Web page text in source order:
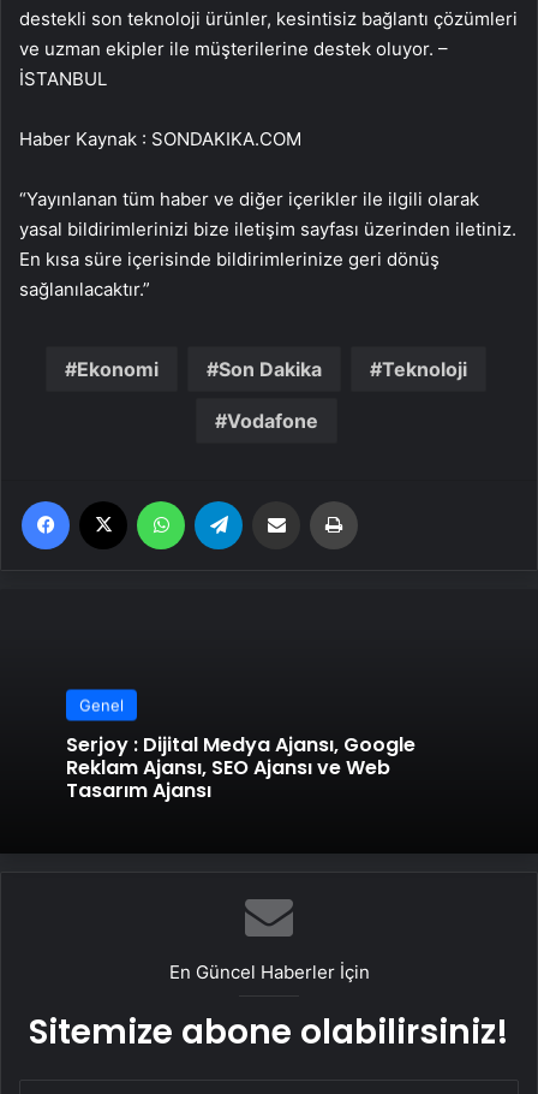
destekli son teknoloji ürünler, kesintisiz bağlantı çözümleri
ve uzman ekipler ile müşterilerine destek oluyor. –
İSTANBUL
Haber Kaynak : SONDAKIKA.COM
“Yayınlanan tüm haber ve diğer içerikler ile ilgili olarak
yasal bildirimlerinizi bize iletişim sayfası üzerinden iletiniz.
En kısa süre içerisinde bildirimlerinize geri dönüş
sağlanılacaktır.”
Ekonomi Son Dakika Teknoloji
Vodafone
Facebook WhatsApp Email'den paylaş
Genel
Serjoy : Dijital Medya Ajansı, Google
Reklam Ajansı, SEO Ajansı ve Web
Tasarım Ajansı
En Güncel Haberler İçin
Sitemize abone olabilirsiniz!